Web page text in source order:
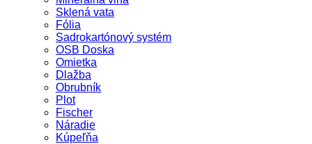
Sklená vata
Fólia
Sadrokartónový systém
OSB Doska
Omietka
Dlažba
Obrubník
Plot
Fischer
Náradie
Kúpeľňa